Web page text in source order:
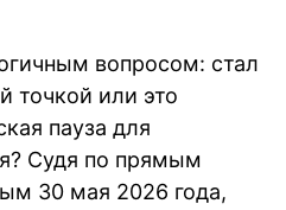
вопросом: стал
точкой или это
пауза для
Судя по прямым
30 мая 2026 года,